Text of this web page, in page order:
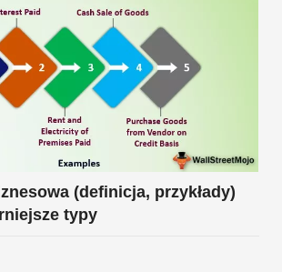
(definicja, przykłady)
typy